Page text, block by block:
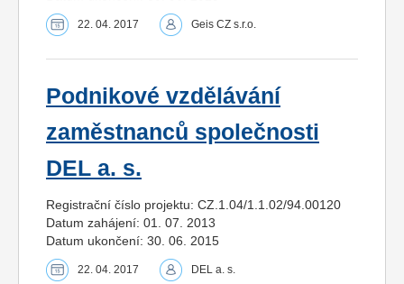
22. 04. 2017 Geis CZ s.r.o.
Podnikové vzdělávání
zaměstnanců společnosti
DEL a. s.
Registrační číslo projektu: CZ.1.04/1.1.02/94.00120
Datum zahájení: 01. 07. 2013
Datum ukončení: 30. 06. 2015
22. 04. 2017 DEL a. s.